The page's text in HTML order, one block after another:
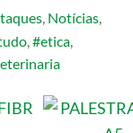
, Notícias,
,#etica